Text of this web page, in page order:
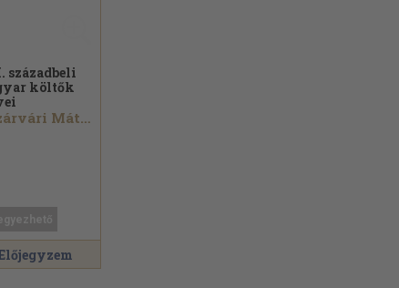
századbeli
költők
Kozárvári Mátyás...